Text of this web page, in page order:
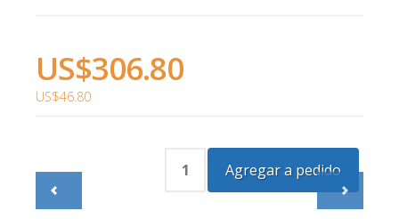
US$306.80
US$46.80